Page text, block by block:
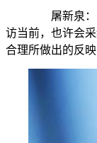
屠新泉：由
访当前，也许会
合理所做出的反